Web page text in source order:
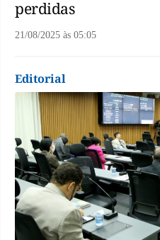
perdidas
21/08/2025 às 05:05
Editorial